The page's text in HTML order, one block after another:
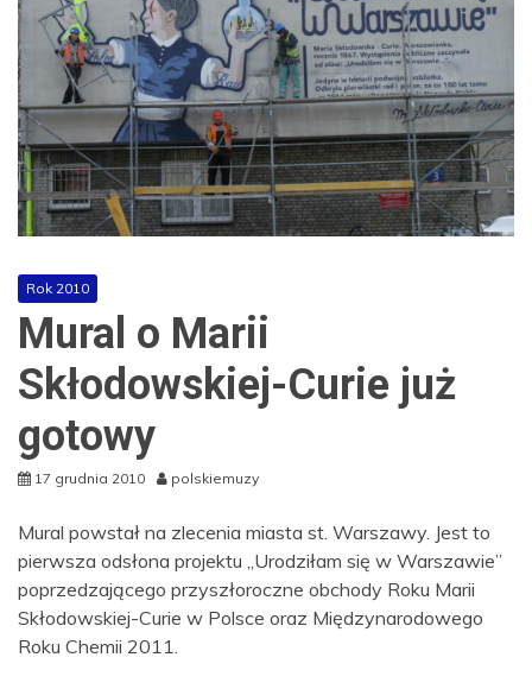
Rok 2010
Mural o Marii
Skłodowskiej-Curie już
gotowy
17 grudnia 2010 polskiemuzy
Mural powstał na zlecenia miasta st. Warszawy. Jest to
pierwsza odsłona projektu „Urodziłam się w Warszawie”
poprzedzającego przyszłoroczne obchody Roku Marii
Skłodowskiej-Curie w Polsce oraz Międzynarodowego
Roku Chemii 2011.